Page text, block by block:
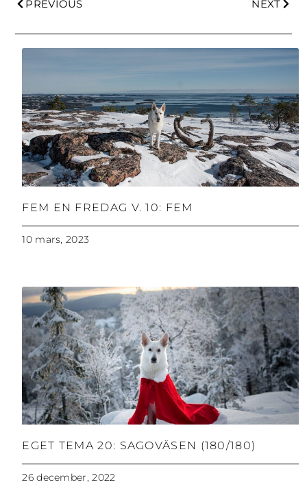
PREVIOUS NEXT
FEM EN FREDAG V. 10: FEM
10 mars, 2023
EGET TEMA 20: SAGOVÄSEN (180/180)
26 december, 2022